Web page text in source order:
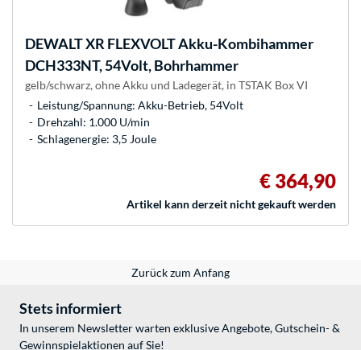
DEWALTXR FLEXVOLT Akku-Kombihammer
DCH333NT, 54Volt, Bohrhammer
gelb/schwarz, ohne Akku und Ladegerät, in TSTAK Box VI
Leistung/Spannung: Akku-Betrieb, 54Volt
Drehzahl: 1.000 U/min
Schlagenergie: 3,5 Joule
€ 364,90
Artikel kann derzeit nicht gekauft werden
Zurück zum Anfang
Stets informiert
In unserem Newsletter warten exklusive Angebote, Gutschein- &
Gewinnspielaktionen auf Sie!